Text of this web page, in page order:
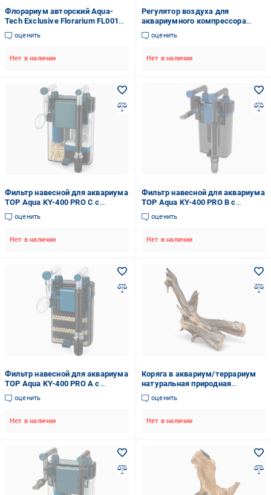
Флорариум авторский Aqua-
Tech Exclusive Florarium FL001
(ATEFC001)
оценить
Нет в наличии
Регулятор воздуха для
аквариумного компрессора
(ISTA I-973)
оценить
Нет в наличии
Фильтр навесной для аквариума
TOP Aqua KY-400 PRO C с
фильтровальными
наполнителями до 60 л (KY-
оценить
Нет в наличии
Фильтр навесной для аквариума
TOP Aqua KY-400 PRO B с
фильтровальной биогубкой до 60
л (KY-400PB)
оценить
Нет в наличии
Фильтр навесной для аквариума
TOP Aqua KY-400 PRO A с
фильтровальными материалами
до 60 л (KY-400PA)
оценить
Нет в наличии
Коряга в аквариум/террариум
натуральная природная
декорация (0362)
оценить
Нет в наличии